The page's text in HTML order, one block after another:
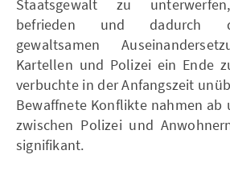
Staatsgewalt zu
befrieden und dadurch
gewaltsamen
Kartellen und Polizei ein Ende
verbuchte in der Anfangszeit
Bewaffnete Konflikte nahmen ab
zwischen Polizei und
signifikant.